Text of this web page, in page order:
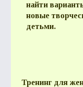
найти
новые
детьми.
Тренинг для